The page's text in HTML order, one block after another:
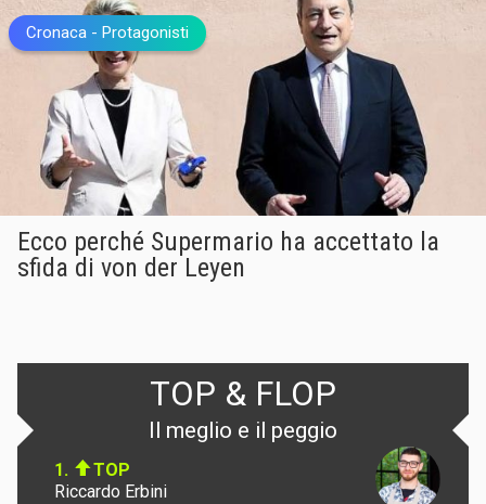
Cronaca Protagonisti
Ecco perché Supermario ha accettato la
sfida di von der Leyen
TOP & FLOP
Il meglio e il peggio
1.
TOP
Riccardo Erbini